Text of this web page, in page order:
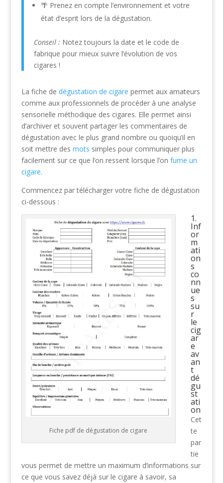
🌴 Prenez en compte l’environnement et votre
état d’esprit lors de la dégustation.
Conseil : Notez toujours la date et le code de
fabrique pour mieux suivre l’évolution de vos
cigares !
La fiche de dégustation de cigare permet aux amateurs
comme aux professionnels de procéder à une analyse
sensorielle méthodique des cigares. Elle permet ainsi
d’archiver et souvent partager les commentaires de
dégustation avec le plus grand nombre ou quoiqu’il en
soit mettre des mots simples pour communiquer plus
facilement sur ce que l’on ressent lorsque l’on fume un
cigare.
Commencez par télécharger votre fiche de dégustation
ci-dessous :
Fiche pdf de dégustation de cigare
1.
Inf
or
m
ati
on
s
co
nn
ue
s
su
r
le
cig
ar
e
av
an
t
dé
gu
st
ati
on
Cet
te
par
tie
vous permet de mettre un maximum d’informations sur
ce que vous savez déjà sur le cigare à savoir, sa